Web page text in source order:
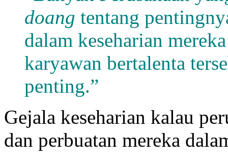
doang tentang
dalam keseharian
karyawan bertalenta
penting.”
Gejala keseharian kalau
dan perbuatan mereka